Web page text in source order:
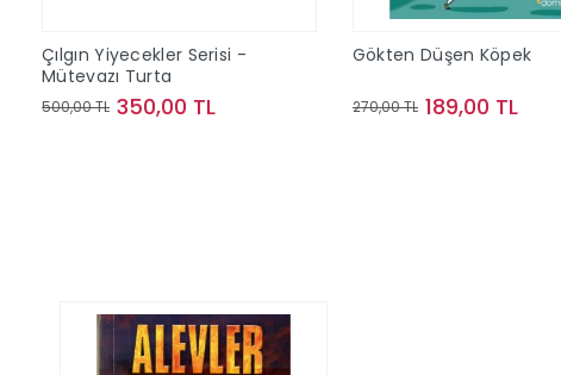
Çılgın Yiyecekler Serisi -
Mütevazı Turta
500,00 TL 350,00 TL
Gökten Düşen Köpek
270,00 TL 189,00 TL